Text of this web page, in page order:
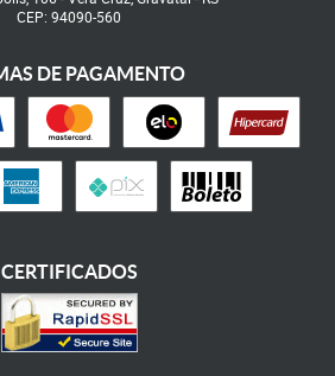
CEP: 94090-560
DE PAGAMENTO
CERTIFICADOS